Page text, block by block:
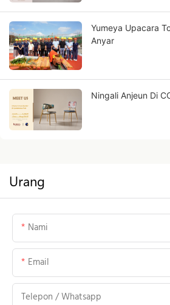
Yumeya Upacara
Anyar
Ningali Anjeun Di
Urang
Nami
Email
Telepon / Whatsapp